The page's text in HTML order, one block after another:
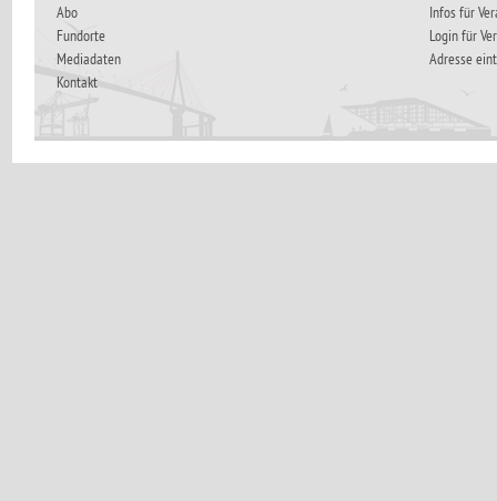
Abo
Fundorte
Mediadaten
Kontakt
Infos für
Login für
Adresse